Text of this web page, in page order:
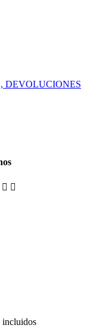
DEVOLUCIONES
 
incluidos